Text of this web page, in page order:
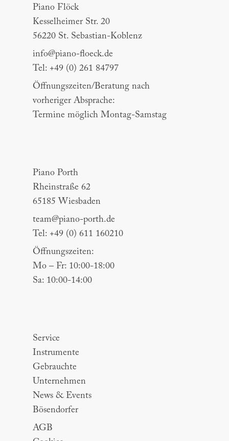
Piano Flöck
Kesselheimer Str. 20
56220 St. Sebastian-Koblenz
info@piano-floeck.de
Tel: +49 (0) 261 84797
Öffnungszeiten/Beratung nach
vorheriger Absprache:
Termine möglich Montag-Samstag
Piano Porth
Rheinstraße 62
65185 Wiesbaden
team@piano-porth.de
Tel: +49 (0) 611 160210
Öffnungszeiten:
Mo – Fr: 10:00-18:00
Sa: 10:00-14:00
Service
Instrumente
Gebrauchte
Unternehmen
News & Events
Bösendorfer
AGB